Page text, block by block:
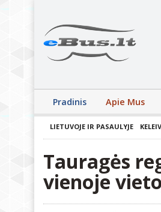
Pradinis Apie Mus
LIETUVOJE IR PASAULYJE
Tauragės
vienoje